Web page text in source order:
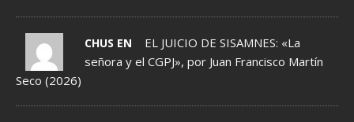
CHUS EN
EL JUICIO DE SISAMNES: «La
señora y el CGPJ», por Juan Francisco Martín
Seco (2026)